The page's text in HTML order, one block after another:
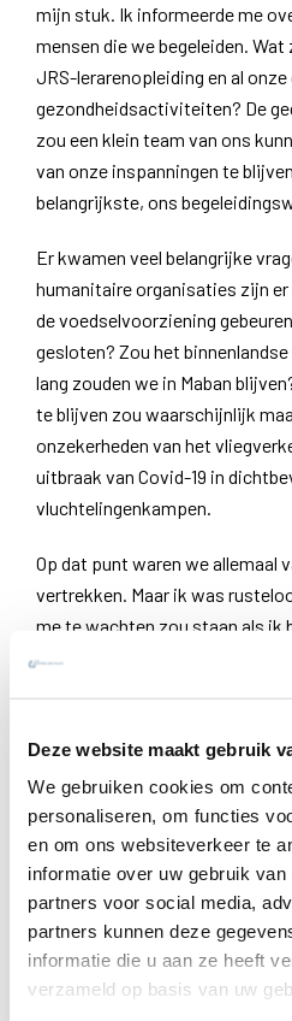
Deze website maakt gebruik
We gebruiken cookies om
personaliseren, om functies
en om ons websiteverkeer te
informatie over uw gebruik
partners voor social media,
partners kunnen deze
informatie die u aan ze heeft
verzameld op basis van uw
mijn stuk. Ik informeerde me
mensen die we begeleiden. Wat
JRS-lerarenopleiding en al
gezondheidsactiviteiten? De
zou een klein team van ons
van onze inspanningen te
belangrijkste, ons
Er kwamen veel belangrijke
humanitaire organisaties zijn er
de voedselvoorziening
gesloten? Zou het
lang zouden we in Maban
te blijven zou waarschijnlijk
onzekerheden van het
uitbraak van Covid-19 in
vluchtelingenkampen.
Op dat punt waren we allemaal
vertrekken. Maar ik was
me te wachten zou staan als ik
maakte me ook bang. Wat als
Maban? Hoe zou ik mijn
Zuid-Soedanezen die mijn
Tijd voor stilte en
Als jezuïet heb ik een zekere
dezelfde verplichtingen heb ten
echtgenoot en kinderen zoals
beschikbaar was en openstond
zulke uitdagende en steeds